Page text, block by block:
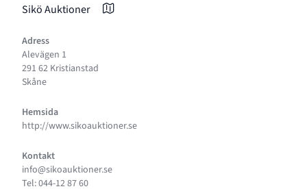
Sikö Auktioner
Adress
Alevägen 1
291 62 Kristianstad
Skåne
Hemsida
http://www.sikoauktioner.se
Kontakt
info@sikoauktioner.se
Tel: 044-12 87 60